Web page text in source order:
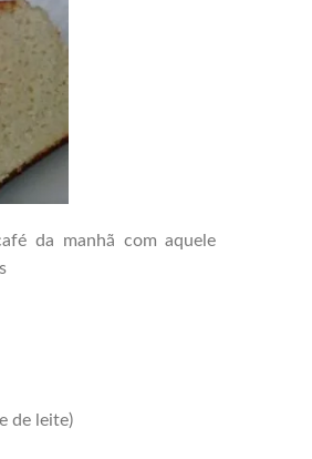
da manhã com aquele
de leite)